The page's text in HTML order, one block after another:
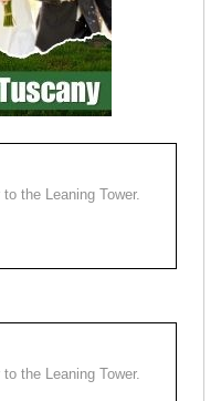
the Leaning Tower.
the Leaning Tower.